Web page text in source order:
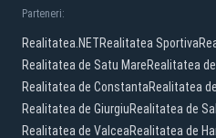
Parteneri:
Realitatea.NETRealitatea Sportiva
Realitatea de Satu MareRealitatea
Realitatea de ConstantaRealitatea
Realitatea de GiurgiuRealitatea de
Realitatea de ValceaRealitatea de